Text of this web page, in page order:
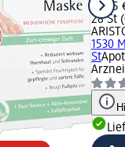
14,95
28 St
1530
St